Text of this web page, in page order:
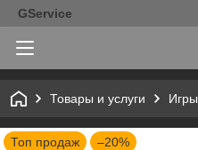
GService
Товары и услуги Игры
Топ продаж –20%